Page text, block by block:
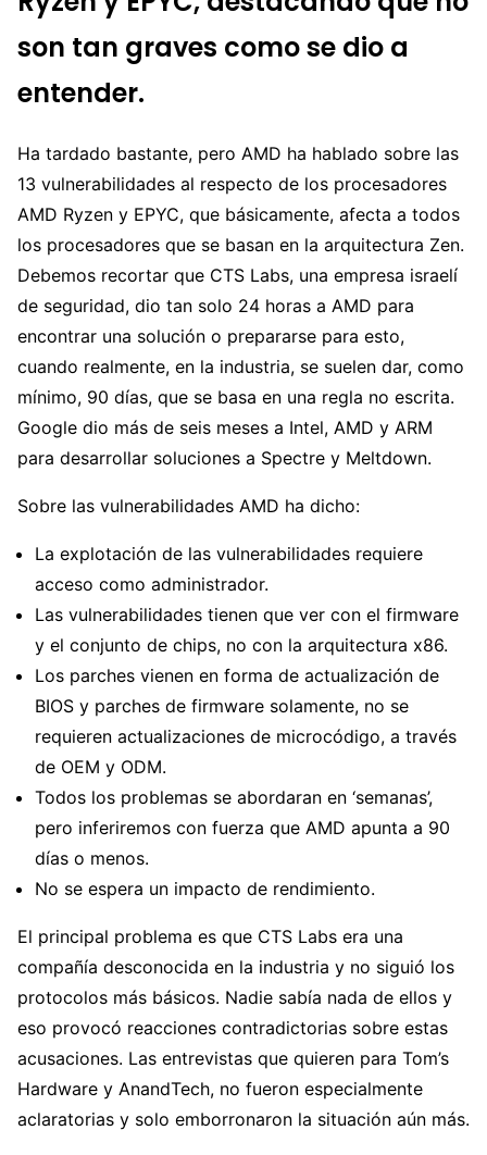
son tan graves como se dio a
entender.
Ha tardado bastante, pero AMD ha hablado sobre las
13 vulnerabilidades al respecto de los procesadores
AMD Ryzen y EPYC, que básicamente, afecta a todos
los procesadores que se basan en la arquitectura Zen.
Debemos recortar que CTS Labs, una empresa israelí
de seguridad, dio tan solo 24 horas a AMD para
encontrar una solución o prepararse para esto,
cuando realmente, en la industria, se suelen dar, como
mínimo, 90 días, que se basa en una regla no escrita.
Google dio más de seis meses a Intel, AMD y ARM
para desarrollar soluciones a Spectre y Meltdown.
Sobre las vulnerabilidades AMD ha dicho:
La explotación de las vulnerabilidades requiere
acceso como administrador.
Las vulnerabilidades tienen que ver con el firmware
y el conjunto de chips, no con la arquitectura x86.
Los parches vienen en forma de actualización de
BIOS y parches de firmware solamente, no se
requieren actualizaciones de microcódigo, a través
de OEM y ODM.
Todos los problemas se abordaran en ‘semanas’,
pero inferiremos con fuerza que AMD apunta a 90
días o menos.
No se espera un impacto de rendimiento.
El principal problema es que CTS Labs era una
compañía desconocida en la industria y no siguió los
protocolos más básicos. Nadie sabía nada de ellos y
eso provocó reacciones contradictorias sobre estas
acusaciones. Las entrevistas que quieren para Tom’s
Hardware y AnandTech, no fueron especialmente
aclaratorias y solo emborronaron la situación aún más.